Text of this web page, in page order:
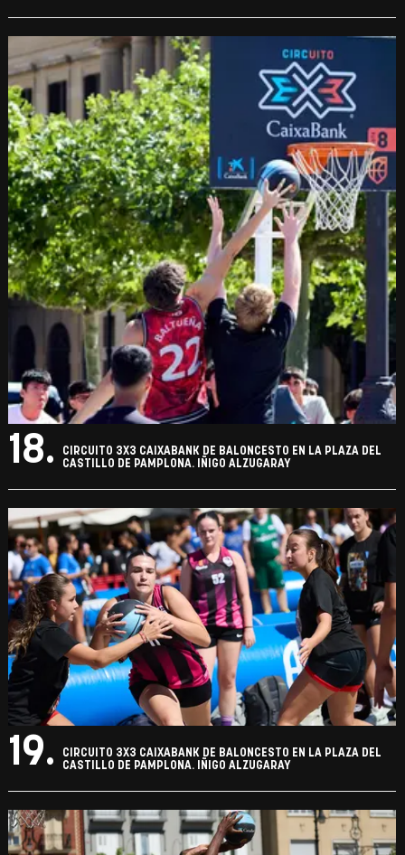
18.
CIRCUITO 3X3 CAIXABANK DE BALONCESTO EN LA PLAZA DEL
CASTILLO DE PAMPLONA. IÑIGO ALZUGARAY
19.
CIRCUITO 3X3 CAIXABANK DE BALONCESTO EN LA PLAZA DEL
CASTILLO DE PAMPLONA. IÑIGO ALZUGARAY